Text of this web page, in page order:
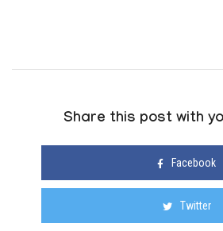
Share this post with
Facebook
Twitter